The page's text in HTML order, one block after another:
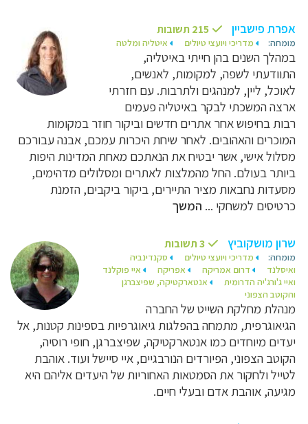
אפרת פישביין 215 תשובות
מומחה: מדריכי ויועצי טיולים איטליה ומלטה
במהלך השנים בהן חייתי באיטליה,
התוודעתי לשפה, למקומות, לאנשים,
לאוכל, ליין, למנהגים ולתרבות. עם חזרתי
ארצה המשכתי לבקר באיטליה פעמים
רבות בחיפוש אחר אתרים חדשים וביקור חוזר במקומות
המוכרים והאהובים. לאחר שיחת היכרות עמכם, אבנה עבורכם
מסלול אישי, אשר יבטיח את הנאתכם מאחת המדינות היפות
ביותר בעולם. החל מהמלצות לאתרים ומסלולים מדהימים,
מסעדות נחבאות מציר התיירים, ביקור ביקבים, הזמנת
כרטיסים למשחקי ... המשך
שרון מושקוביץ 3 תשובות
מומחה: מדריכי ויועצי טיולים
סקנדינביה
ואיסלנד
דרום אמריקה אפריקה
איי פוקלנד
ואיי ג'ורג'יה הדרומית
אנטארקטיקה, שפיצברגן
והקוטב הצפוני
מנהלת מחלקת השייט של החברה
הגיאוגרפית, מתמחה בהפלגות גיאוגרפיות בספינות קטנות, אל
יעדים מיוחדים כמו אנטארקטיקה, שפיצברגן, חופי רוסיה,
הקוטב הצפוני, הפיורדים הנורבגיים, איי סיישל ועוד. אוהבת
לטייל ולחקור את הסמטאות האחוריות של היעדים אליהם היא
מגיעה, אוהבת אדם ובעלי חיים.